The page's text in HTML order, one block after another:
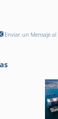
Enviar un Mensaje